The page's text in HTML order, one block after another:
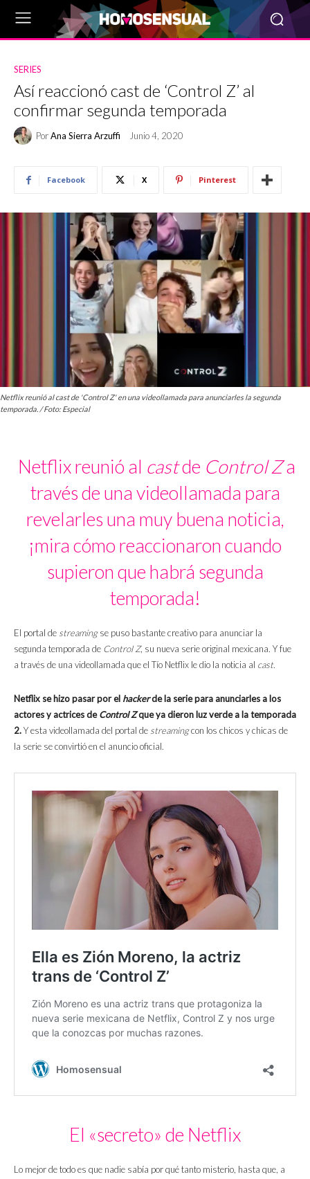
SERIES
Así reaccionó cast de ‘Control Z’ al
confirmar segunda temporada
PorAna Sierra Arzuffi Junio 4, 2020
Facebook X Pinterest
Netflix reunió al cast de 'Control Z' en una videollamada para anunciarles la segunda
temporada. / Foto: Especial
Netflix reunió al castde Control Za
través de una videollamada para
revelarles una muy buena noticia,
¡mira cómo reaccionaron cuando
supieron que habrá segunda
temporada!
El portal de streamingse puso bastante creativo para anunciar la
segunda temporada de Control Z, su nueva serie original mexicana. Y fue
a través de una videollamada que el Tío Netflix le dio la noticia al cast.
Netflix se hizo pasar por el hackerde la serie para anunciarles a los
actores y actrices deControl Zque ya dieron luz verde a la temporada
2.Y esta videollamada del portal de streamingcon los chicos y chicas de
la serie se convirtió en el anuncio oficial.
El «secreto» de Netflix
Lo mejor de todo es que nadie sabía por qué tanto misterio, hasta que, a